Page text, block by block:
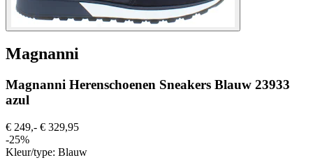
Magnanni
Magnanni Herenschoenen Sneakers Blauw 23933
azul
€ 249,- € 329,95
-25%
Kleur/type: Blauw